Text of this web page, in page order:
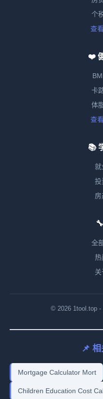
个
查
❤️
卡
体
查
📚
就
投
房
全
热
关
© 2026 1tool.top -
📌
Mortgage Calculator Mort
Children Education Cost